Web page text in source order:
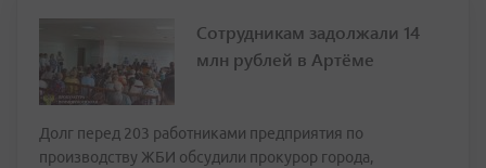
Сотрудникам задолжали 14
млн рублей в Артёме
Долг перед 203 работниками предприятия по
производству ЖБИ обсудили прокурор города,